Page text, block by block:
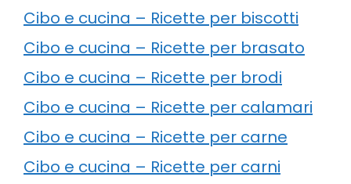
Cibo e cucina – Ricette per biscotti
Cibo e cucina – Ricette per brasato
Cibo e cucina – Ricette per brodi
Cibo e cucina – Ricette per calamari
Cibo e cucina – Ricette per carne
Cibo e cucina – Ricette per carni